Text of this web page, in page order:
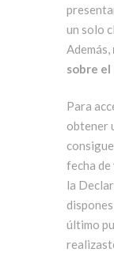
un solo
Además,
sobre
Para
obtener
fecha de
la
último